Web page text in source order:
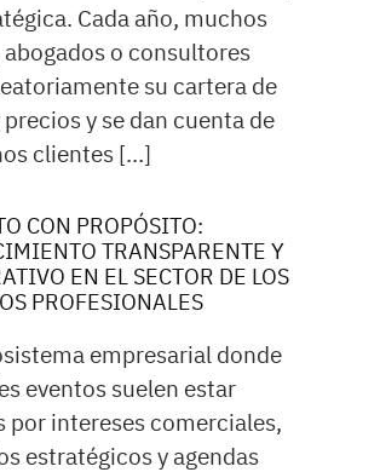
Cada año, muchos
abogados o consultores
su cartera de
y se dan cuenta de
clientes […]
CON PROPÓSITO:
TRANSPARENTE Y
EN EL SECTOR DE LOS
PROFESIONALES
empresarial donde
eventos suelen estar
por intereses comerciales,
estratégicos y agendas